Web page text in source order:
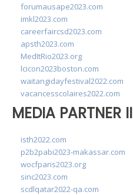
forumausape2023.com
imkl2023.com
careerfaircsd2023.com
apsth2023.com
MedItRio2023.org
lcicon2023boston.com
waitangidayfestival2022.com
vacancesscolaires2022.com
MEDIA PARTNER II
isth2022.com
p2b2pabi2023-makassar.com
wocfparis2023.org
sinc2023.com
scdlqatar2022-qa.com